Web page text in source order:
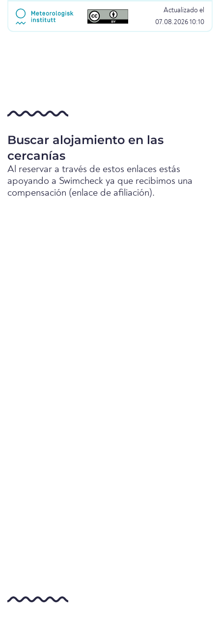
Actualizado el
07.08.2026 10:10
Buscar alojamiento en las
cercanías
Al reservar a través de estos enlaces estás
apoyando a Swimcheck ya que recibimos una
compensación (enlace de afiliación).